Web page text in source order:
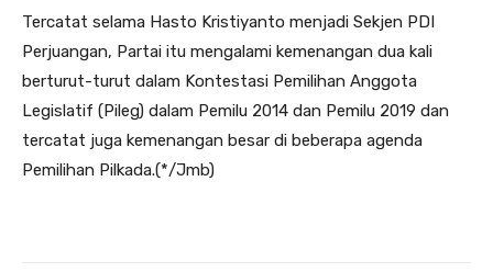
Tercatat selama Hasto Kristiyanto menjadi Sekjen PDI
Perjuangan, Partai itu mengalami kemenangan dua kali
berturut-turut dalam Kontestasi Pemilihan Anggota
Legislatif (Pileg) dalam Pemilu 2014 dan Pemilu 2019 dan
tercatat juga kemenangan besar di beberapa agenda
Pemilihan Pilkada.(*/Jmb)